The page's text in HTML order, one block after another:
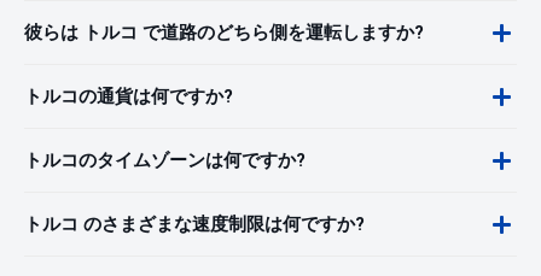
彼らは トルコ で道路のどちら側を運転しますか?
トルコの通貨は何ですか?
トルコのタイムゾーンは何ですか?
トルコ のさまざまな速度制限は何ですか?